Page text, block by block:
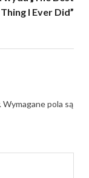
Thing I Ever Did”
Wymagane pola są